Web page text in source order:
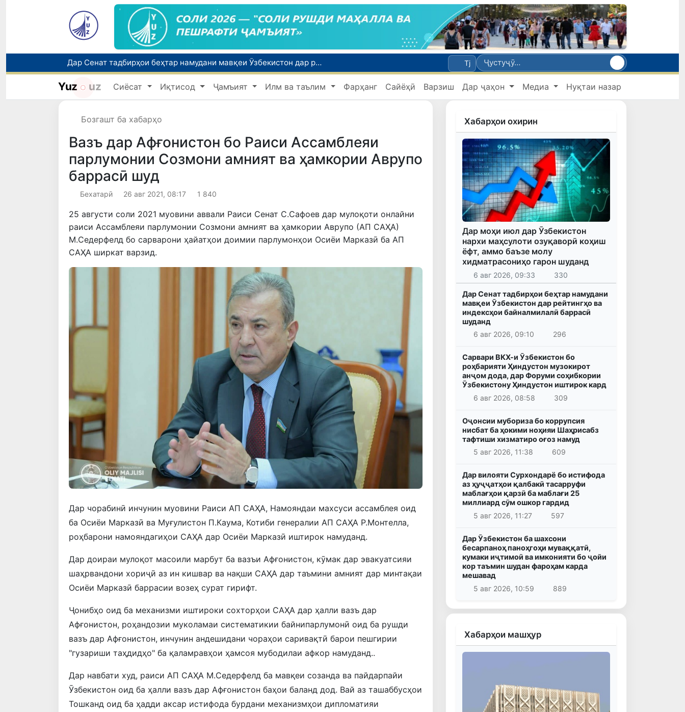
Дар Сенат тадбирҳои беҳтар намудани мавқеи Ӯзбекистон дар рейтингҳо ва индексҳои байналмилалӣ баррасӣ шуданд
Сарвари ВКХ-и Ӯзбекистон бо роҳбарияти Ҳиндустон музокирот анҷом дода, дар Форуми соҳибкории Ӯзбекистону Ҳиндустон иштирок кард
Оҷонсии мубориза бо коррупсия нисбат ба ҳокими ноҳияи Шаҳрисабз тафтиши хизматиро оғоз намуд
Tj
Yuz uz Сиёсат Иқтисод Ҷамъият Илм ва таълим Фарҳанг Сайёҳӣ Варзиш Дар ҷаҳон Медиа Нуқтаи назар
Бозгашт ба хабарҳо
Вазъ дар Афғонистон бо Раиси Ассамблеяи
парлумонии Созмони амният ва ҳамкории Аврупо
баррасӣ шуд
Бехатарӣ 26 авг 2021, 08:17 1 840
25 августи соли 2021 муовини аввали Раиси Сенат С.Сафоев дар мулоқоти онлайни
раиси Ассамблеяи парлумонии Созмони амният ва ҳамкории Аврупо (АП САҲА)
М.Седерфелд бо сарварони ҳайатҳои доимии парлумонҳои Осиёи Марказӣ ба АП
САҲА ширкат варзид.
Дар чорабинӣ инчунин муовини Раиси АП САҲА, Намояндаи махсуси ассамблея оид
ба Осиёи Марказӣ ва Муғулистон П.Каума, Котиби генералии АП САҲА Р.Монтелла,
роҳбарони намояндагиҳои САҲА дар Осиёи Марказӣ иштирок намуданд.
Дар доираи мулоқот масоили марбут ба вазъи Афғонистон, кӯмак дар эвакуатсияи
шаҳрвандони хориҷӣ аз ин кишвар ва нақши САҲА дар таъмини амният дар минтақаи
Осиёи Марказӣ баррасии возеҳ сурат гирифт.
Ҷонибҳо оид ба механизми иштироки сохторҳои САҲА дар ҳалли вазъ дар
Афғонистон, роҳандозии муколамаи систематикии байнипарлумонӣ оид ба рушди
вазъ дар Афғонистон, инчунин андешидани чораҳои саривақтӣ барои пешгирии
"гузариши таҳдидҳо" ба қаламравҳои ҳамсоя мубодилаи афкор намуданд..
Дар навбати худ, раиси АП САҲА М.Седерфелд ба мавқеи созанда ва пайдарпайи
Ӯзбекистон оид ба ҳалли вазъ дар Афғонистон баҳои баланд дод. Вай аз ташаббусҳои
Тошканд оид ба ҳадди аксар истифода бурдани механизмҳои дипломатияи
Хабарҳои охирин
Дар моҳи июл дар Ӯзбекистон
нархи маҳсулоти озуқаворӣ коҳиш
ёфт, аммо баъзе молу
хидматрасониҳо гарон шуданд
6 авг 2026, 09:33 330
Дар Сенат тадбирҳои беҳтар намудани
мавқеи Ӯзбекистон дар рейтингҳо ва
индексҳои байналмилалӣ баррасӣ
шуданд
6 авг 2026, 09:10
296
Сарвари ВКХ-и Ӯзбекистон бо
роҳбарияти Ҳиндустон музокирот
анҷом дода, дар Форуми соҳибкории
Ӯзбекистону Ҳиндустон иштирок кард
6 авг 2026, 08:58
309
Оҷонсии мубориза бо коррупсия
нисбат ба ҳокими ноҳияи Шаҳрисабз
тафтиши хизматиро оғоз намуд
5 авг 2026, 11:38
609
Дар вилояти Сурхондарё бо истифода
аз ҳуҷҷатҳои қалбакӣ тасарруфи
маблағҳои қарзӣ ба маблағи 25
миллиард сӯм ошкор гардид
5 авг 2026, 11:27
597
Дар Ӯзбекистон ба шахсони
бесарпаноҳ паноҳгоҳи муваққатӣ,
кумаки иҷтимоӣ ва имконияти бо ҷойи
кор таъмин шудан фароҳам карда
мешавад
5 авг 2026, 10:59
889
Хабарҳои машҳур